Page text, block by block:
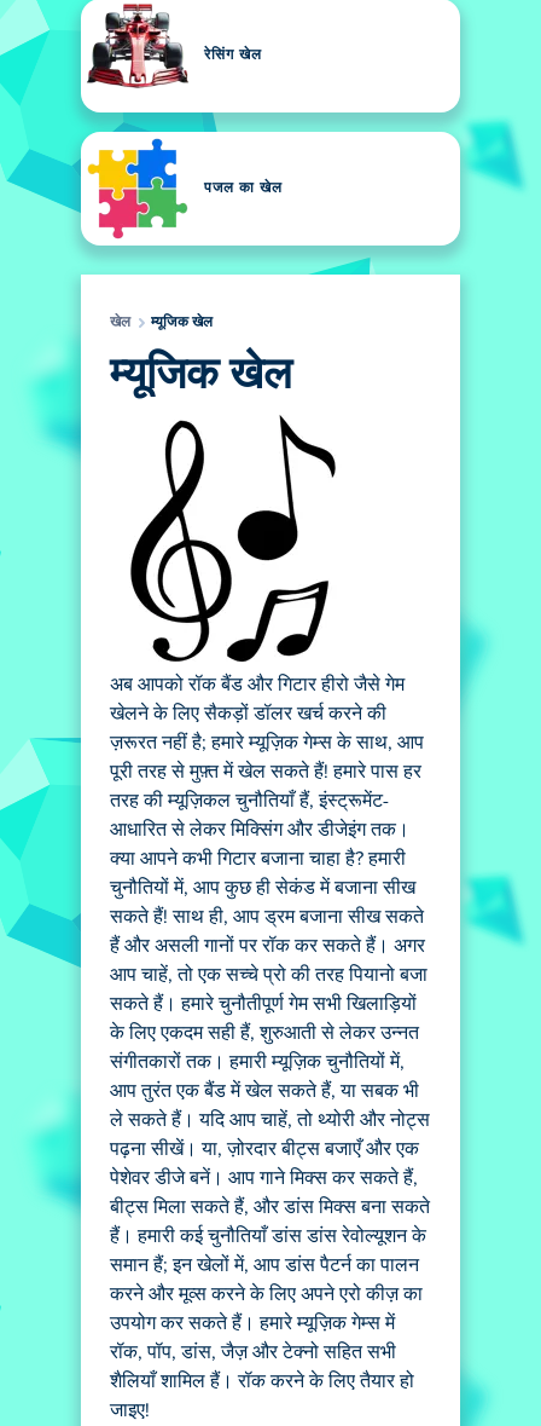
रेसिंग खेल
पजल का खेल
खेल म्यूजिक खेल
म्यूजिक खेल
अब आपको रॉक बैंड और गिटार हीरो जैसे गेम
खेलने के लिए सैकड़ों डॉलर खर्च करने की
ज़रूरत नहीं है; हमारे म्यूज़िक गेम्स के साथ, आप
पूरी तरह से मुफ़्त में खेल सकते हैं! हमारे पास हर
तरह की म्यूज़िकल चुनौतियाँ हैं, इंस्ट्रूमेंट-
आधारित से लेकर मिक्सिंग और डीजेइंग तक।
क्या आपने कभी गिटार बजाना चाहा है? हमारी
चुनौतियों में, आप कुछ ही सेकंड में बजाना सीख
सकते हैं! साथ ही, आप ड्रम बजाना सीख सकते
हैं और असली गानों पर रॉक कर सकते हैं। अगर
आप चाहें, तो एक सच्चे प्रो की तरह पियानो बजा
सकते हैं। हमारे चुनौतीपूर्ण गेम सभी खिलाड़ियों
के लिए एकदम सही हैं, शुरुआती से लेकर उन्नत
संगीतकारों तक। हमारी म्यूज़िक चुनौतियों में,
आप तुरंत एक बैंड में खेल सकते हैं, या सबक भी
ले सकते हैं। यदि आप चाहें, तो थ्योरी और नोट्स
पढ़ना सीखें। या, ज़ोरदार बीट्स बजाएँ और एक
पेशेवर डीजे बनें। आप गाने मिक्स कर सकते हैं,
बीट्स मिला सकते हैं, और डांस मिक्स बना सकते
हैं। हमारी कई चुनौतियाँ डांस डांस रेवोल्यूशन के
समान हैं; इन खेलों में, आप डांस पैटर्न का पालन
करने और मूव्स करने के लिए अपने एरो कीज़ का
उपयोग कर सकते हैं। हमारे म्यूज़िक गेम्स में
रॉक, पॉप, डांस, जैज़ और टेक्नो सहित सभी
शैलियाँ शामिल हैं। रॉक करने के लिए तैयार हो
जाइए!